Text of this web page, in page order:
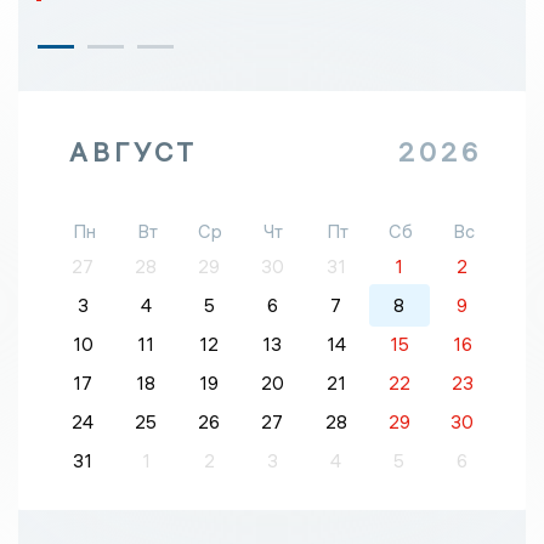
АВГУСТ 2026
Пн Вт Ср Чт Пт Сб
Вс
27
28 29 30 31 1
2
3
4 5 6 7 8
9
10
11 12 13 14 15
16
17
18 19 20 21 22
23
24
25 26 27 28 29
30
31
1 2 3 4 5 6